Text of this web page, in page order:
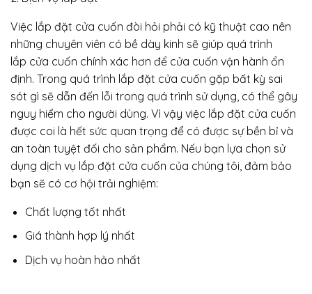
Việc lắp đặt cửa cuốn đòi hỏi phải có kỹ thuật cao nên
những chuyên viên có bề dày kinh sẽ giúp quá trình
lắp cửa cuốn chính xác hơn để cửa cuốn vận hành ổn
định. Trong quá trình lắp đặt cửa cuốn gặp bất kỳ sai
sót gì sẽ dẫn đến lỗi trong quá trình sử dụng, có thể gây
nguy hiểm cho người dùng. Vì vậy việc lắp đặt cửa cuốn
được coi là hết sức quan trọng để có được sự bền bỉ và
an toàn tuyệt đối cho sản phẩm. Nếu bạn lựa chọn sử
dụng dịch vụ lắp đặt cửa cuốn của chúng tôi, đảm bảo
bạn sẽ có cơ hội trải nghiệm:
Chất lượng tốt nhất
Giá thành hợp lý nhất
Dịch vụ hoàn hảo nhất